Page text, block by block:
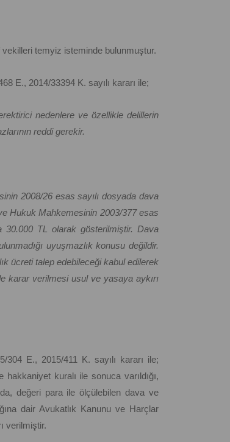
vekilleri temyiz isteminde bulunmuştur.
E., 2014/33394 K. sayılı kararı ile;
nedenlere ve özellikle delillerin
reddi gerekir.
2008/26 esas sayılı dosyada dava
Hukuk Mahkemesinin 2003/377 esas
30.000 TL olarak gösterilmiştir. Dava
uyuşmazlık konusu değildir.
ücreti talep edebileceği kabul edilerek
karar verilmesi usul ve yasaya aykırı
E., 2015/411 K. sayılı kararı ile;
kuralı ile sonuca varıldığı,
değeri para ile ölçülebilen dava ve
dair Avukatlık Kanunu ve Harçlar
verilmiştir.